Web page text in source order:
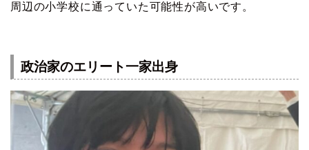
周辺の小学校に通っていた可能性が高いです。
政治家のエリート一家出身